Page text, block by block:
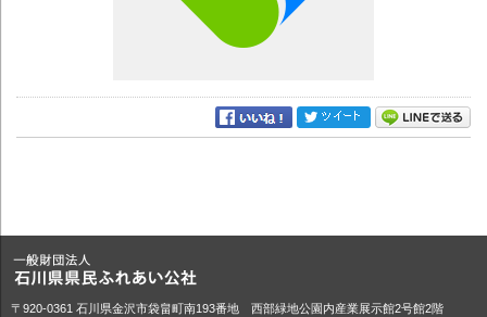
〒920-0361 石川県金沢市袋畠町南193番地 西部緑地公園内産業展示館2号館2階